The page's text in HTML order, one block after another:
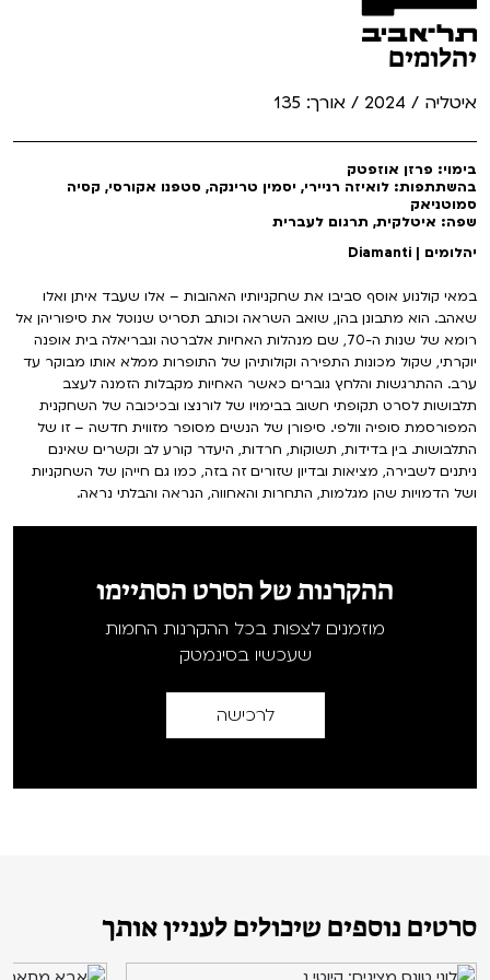
יהלומים
איטליה / 2024 / אורך: 135
בימוי: פרזן אוזפטק
בהשתתפות: לואיזה רניירי, יסמין טרינקה, סטפנו אקורסי, קסיה
סמוטניאק
שפה: איטלקית, תרגום לעברית
יהלומים | Diamanti
במאי קולנוע אוסף סביבו את שחקניותיו האהובות – אלו שעבד איתן ואלו
שאהב. הוא מתבונן בהן, שואב השראה וכותב תסריט שנוטל את סיפוריהן אל
רומא של שנות ה-70, שם מנהלות האחיות אלברטה וגבריאלה בית אופנה
יוקרתי, שקול מכונות התפירה וקולותיהן של התופרות ממלא אותו מבוקר עד
ערב. ההתרגשות והלחץ גוברים כאשר האחיות מקבלות הזמנה לעצב
תלבושות לסרט תקופתי חשוב בבימויו של לורנצו ובכיכובה של השחקנית
המפורסמת סופיה וולפי. סיפורן של הנשים מסופר מזווית חדשה – זו של
התלבושות. בין בדידות, תשוקות, חרדות, היעדר קורע לב וקשרים שאינם
ניתנים לשבירה, מציאות ובדיון שזורים זה בזה, כמו גם חייהן של השחקניות
ושל הדמויות שהן מגלמות, התחרות והאחווה, הנראה והבלתי נראה.
ההקרנות של הסרט הסתיימו
מוזמנים לצפות בכל ההקרנות החמות
שעכשיו בסינמטק
לרכישה
סרטים נוספים שיכולים לעניין אותך